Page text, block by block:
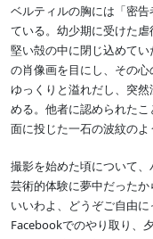
ベルティルの胸には「密
ている。幼少期に受けた
堅い殻の中に閉じ込めて
の肖像画を目にし、その
ゆっくりと溢れだし、突
める。他者に認められた
面に投じた一石の波紋のよ
撮影を始めた頃について
芸術的体験に夢中だったか
いいわよ、どうぞご自由
Facebookでのやり取り、